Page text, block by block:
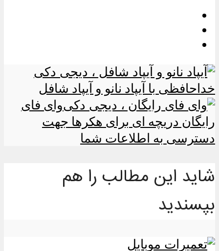
خداحافظی با آیپاد نانو و آیپاد شافل
وای فای
رایگان دریچه ای برای هکرها جهت
دسترسی به اطلاعات شما
شاید این مطالب را هم
بپسندید